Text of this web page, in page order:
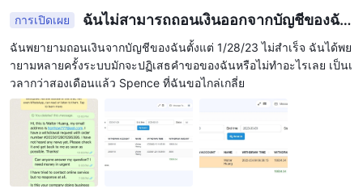
การเปิดเผย
ฉันไม่สามารถถอนเงินออกจากบัญชีของฉัน
ฉันพยายามถอนเงินจากบัญชีของฉันตั้งแต่ 1/28/23 ไม่สำเร็จ ฉันได้พย
ายามหลายครั้งระบบมักจะปฏิเสธคำขอของฉันหรือไม่ทำอะไรเลย เป็นเ
วลากว่าสองเดือนแล้ว Spence ที่ฉันขอไกล่เกลี่ย